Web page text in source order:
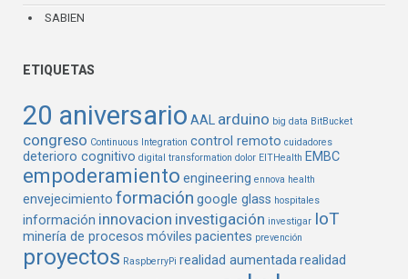
SABIEN
ETIQUETAS
20 aniversario AAL arduino big data BitBucket
congreso Continuous Integration control remoto cuidadores
deterioro cognitivo digital transformation dolor EITHealth EMBC
empoderamiento engineering ennova health
envejecimiento formación google glass hospitales
información innovacion investigación investigar IoT
minería de procesos móviles pacientes prevención
proyectos RaspberryPi realidad aumentadarealidad